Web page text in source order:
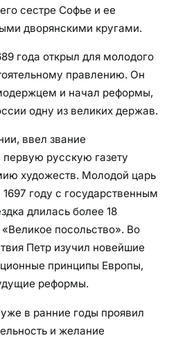
сестре Софье и ее
дворянскими кругами.
года открыл для молодого
правлению. Он
и начал реформы,
одну из великих держав.
ввел звание
русскую газету
художеств. Молодой царь
году с государственным
длилась более 18
посольство». Во
Петр изучил новейшие
принципы Европы,
реформы.
в ранние годы проявил
и желание